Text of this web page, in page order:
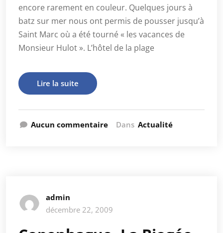
encore rarement en couleur. Quelques jours à
batz sur mer nous ont permis de pousser jusqu’à
Saint Marc où a été tourné « les vacances de
Monsieur Hulot ». L’hôtel de la plage
Lire la suite
Aucun commentaire Dans Actualité
admin
décembre 22, 2009